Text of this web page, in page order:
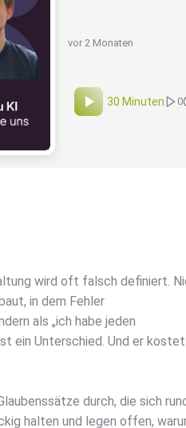
vor 2 Monaten
30 Minuten 0
wird oft falsch definiert.
in dem Fehler
als „ich habe jeden
ein Unterschied. Und er kostet.
durch, die sich
halten und legen offen,